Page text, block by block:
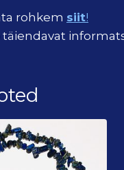
rohkem siit!